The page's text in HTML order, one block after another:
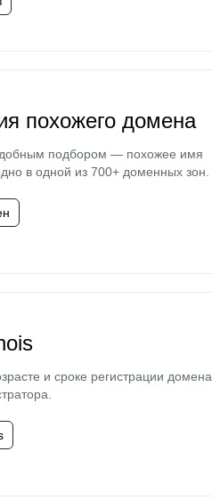
похожего домена
подбором — похожее имя
в одной из 700+ доменных зон.
и сроке регистрации домена,